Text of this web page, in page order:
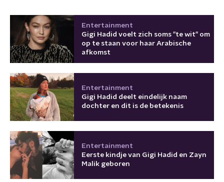
Entertainment
Gigi Hadid voelt zich soms "te wit" om
op te staan voor haar Arabische
afkomst
Entertainment
Gigi Hadid deelt eindelijk naam
dochter en dit is de betekenis
Entertainment
Eerste kindje van Gigi Hadid en Zayn
Malik geboren